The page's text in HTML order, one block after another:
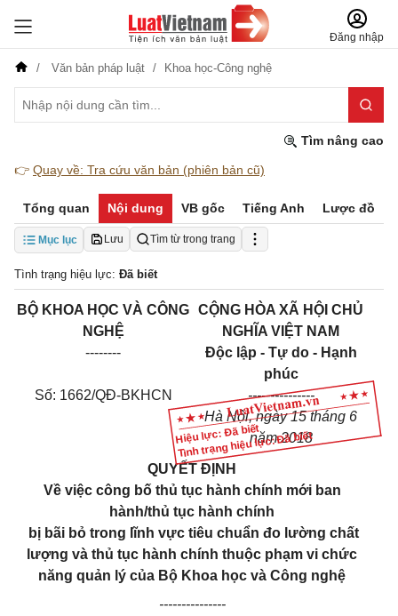
Đăng nhập
Văn bản pháp luật Khoa học-Công nghệ
Tìm nâng cao
👉 Quay về: Tra cứu văn bản (phiên bản cũ)
Tổng quan Nội dung VB gốc Tiếng Anh Lược đồ
Mục lục Lưu Tìm từ trong trang
Tình trạng hiệu lực: Đã biết
Hiệu lực: Đã biết
Tình trạng hiệu lực: Đã biết
BỘ KHOA HỌC VÀ CÔNG
NGHỆ
--------
Số: 1662/QĐ-BKHCN
CỘNG HÒA XÃ HỘI CHỦ
NGHĨA VIỆT NAM
Độc lập - Tự do - Hạnh
phúc
---------------
Hà Nội, ngày 15 tháng 6
năm 2018
QUYẾT ĐỊNH
Về việc công bố thủ tục hành chính mới ban
hành/thủ tục hành chính
bị bãi bỏ trong lĩnh vực tiêu chuẩn đo lường chất
lượng và thủ tục hành chính thuộc phạm vi chức
năng quản lý của Bộ Khoa học và Công nghệ
---------------